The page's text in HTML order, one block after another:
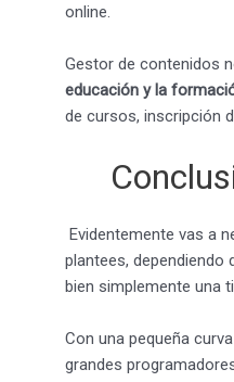
online.
Gestor de contenidos
educación y la
de cursos, inscripción
Evidentemente vas a
plantees,
bien simplemente una
Con una pequeña
grandes